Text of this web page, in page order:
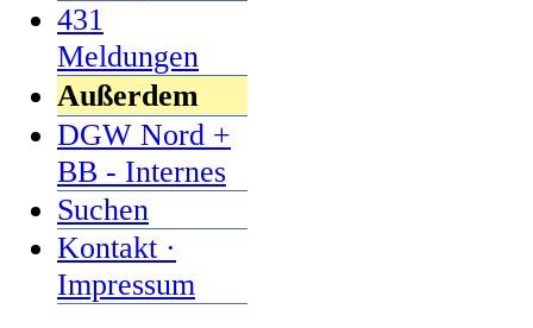
431
Meldungen
Außerdem
DGW Nord +
BB - Internes
Suchen
Kontakt ·
Impressum